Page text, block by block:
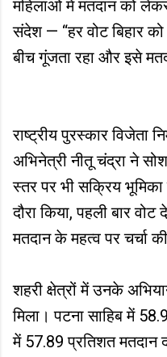
महिलाओं में मतदान को
संदेश — “हर वोट बिहार
बीच गूंजता रहा और इसे
राष्ट्रीय पुरस्कार विजेता
अभिनेत्री नीतू चंद्रा ने
स्तर पर भी सक्रिय भूमिका
दौरा किया, पहली बार
मतदान के महत्व पर चर्चा
शहरी क्षेत्रों में उनके
मिला। पटना साहिब में
में 57.89 प्रतिशत मतदान